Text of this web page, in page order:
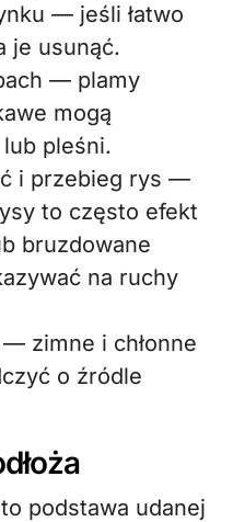
— jeśli łatwo
je usunąć.
— plamy
mogą
pleśni.
i przebieg rys —
to często efekt
bruzdowane
na ruchy
zimne i chłonne
o źródle
podstawa udanej